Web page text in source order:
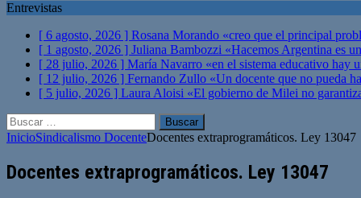
Entrevistas
[ 6 agosto, 2026 ] Rosana Morando «creo que el principal
[ 1 agosto, 2026 ] Juliana Bambozzi «Hacemos Argentina es
[ 28 julio, 2026 ] María Navarro «en el sistema educativo hay
[ 12 julio, 2026 ] Fernando Zullo «Un docente que no pueda
[ 5 julio, 2026 ] Laura Aloisi «El gobierno de Milei no
Buscar:
InicioSindicalismo DocenteDocentes extraprogramáticos. Ley 13047
Docentes extraprogramáticos. Ley 13047